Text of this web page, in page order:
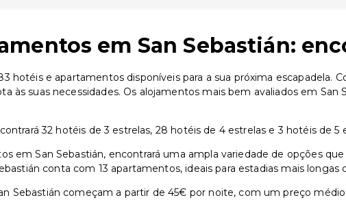
em San Sebastián:
hotéis e apartamentos disponíveis para a sua próxima escapadela.
às suas necessidades. Os alojamentos mais bem avaliados em
32 hotéis de 3 estrelas, 28 hotéis de 4 estrelas e 3 hotéis de 5
em San Sebastián, encontrará uma ampla variedade de opções
conta com 13 apartamentos, ideais para estadias mais
Sebastián começam a partir de 45€ por noite, com um preço